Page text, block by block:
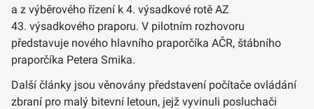
a z výběrového řízení k 4. výsadkové rotě AZ
43. výsadkového praporu. V pilotním rozhovoru
představuje nového hlavního praporčíka AČR, štábního
praporčíka Petera Smika.
Další články jsou věnovány představení počítače ovládání
zbraní pro malý bitevní letoun, jejž vyvinuli posluchači